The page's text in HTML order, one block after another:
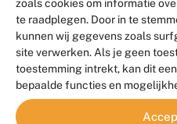
zoals cookies om informatie
te raadplegen. Door in te
kunnen wij gegevens zoals
site verwerken. Als je geen
toestemming intrekt, kan dit
bepaalde functies en